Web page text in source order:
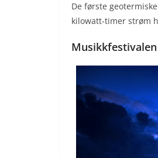
De første
kilowatt-timer strøm